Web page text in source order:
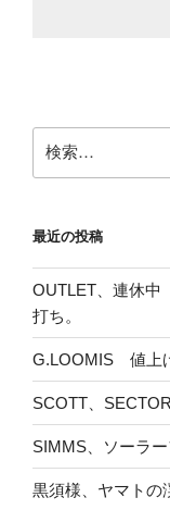
検
索:
最近の投稿
OUTLET、連休中
打ち。
G.LOOMIS 値上
SCOTT、
SIMMS、ソーラ
黒須様、ヤマトの